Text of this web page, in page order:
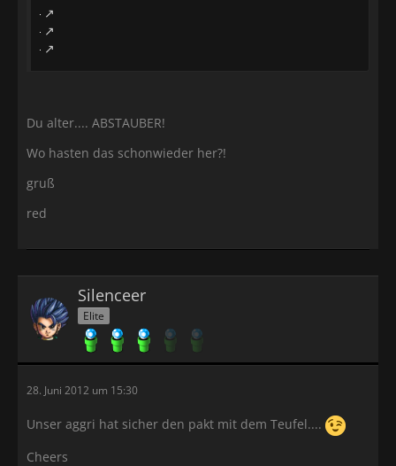
Du alter.... ABSTAUBER!
Wo hasten das schonwieder her?!
gruß
red
Silenceer
Elite
28. Juni 2012 um 15:30
Unser aggri hat sicher den pakt mit dem Teufel....
Cheers